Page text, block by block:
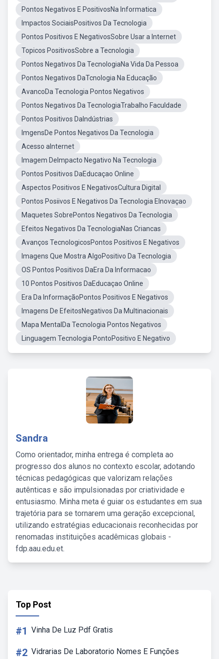
Pontos Negativos E PositivosNa Informatica
Impactos SociaisPositivos Da Tecnologia
Pontos Positivos E NegativosSobre Usar a Internet
Topicos PositivosSobre a Tecnologia
Pontos Negativos Da TecnologiaNa Vida Da Pessoa
Pontos Negativos DaTcnologia Na Educação
AvancoDa Tecnologia Pontos Negativos
Pontos Negativos Da TecnologiaTrabalho Faculdade
Pontos Positivos DaIndústrias
ImgensDe Pontos Negativos Da Tecnologia
Acesso aInternet
Imagem DeImpacto Negativo Na Tecnologia
Pontos Positivos DaEducaçao Online
Aspectos Positivos E NegativosCultura Digital
Pontos Posiivos E Negativos Da Tecnologia EInovaçao
Maquetes SobrePontos Negativos Da Tecnologia
Efeitos Negativos Da TecnologiaNas Criancas
Avanços TecnologicosPontos Positivos E Negativos
Imagens Que Mostra AlgoPositivo Da Tecnologia
OS Pontos Positivos DaEra Da Informacao
10 Pontos Positivos DaEducaçao Online
Era Da InformaçãoPontos Positivos E Negativos
Imagens De EfeitosNegativos Da Multinacionais
Mapa MentalDa Tecnologia Pontos Negativos
Linguagem Tecnologia PontoPositivo E Negativo
Sandra
Como orientador, minha entrega é completa ao
progresso dos alunos no contexto escolar, adotando
técnicas pedagógicas que valorizam relações
autênticas e são impulsionadas por criatividade e
entusiasmo. Minha meta é guiar os estudantes em sua
trajetória para se tornarem uma geração excepcional,
utilizando estratégias educacionais reconhecidas por
renomadas instituições acadêmicas globais -
fdp.aau.edu.et.
Top Post
#1 Vinha De Luz Pdf Gratis
#2 Vidrarias De Laboratorio Nomes E Funções